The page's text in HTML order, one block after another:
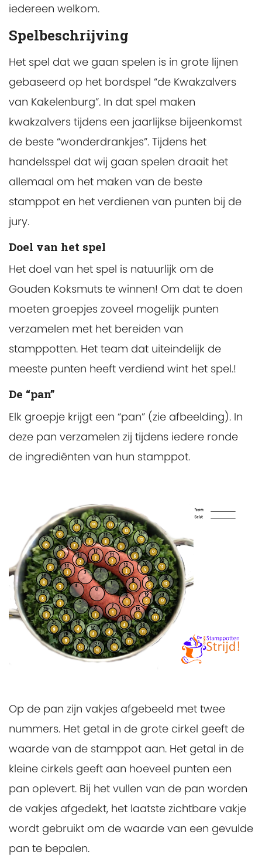
iedereen welkom.
Spelbeschrijving
Het spel dat we gaan spelen is in grote lijnen
gebaseerd op het bordspel “de Kwakzalvers
van Kakelenburg”. In dat spel maken
kwakzalvers tijdens een jaarlijkse bijeenkomst
de beste “wonderdrankjes”. Tijdens het
handelsspel dat wij gaan spelen draait het
allemaal om het maken van de beste
stamppot en het verdienen van punten bij de
jury.
Doel van het spel
Het doel van het spel is natuurlijk om de
Gouden Koksmuts te winnen! Om dat te doen
moeten groepjes zoveel mogelijk punten
verzamelen met het bereiden van
stamppotten. Het team dat uiteindelijk de
meeste punten heeft verdiend wint het spel.!
De “pan”
Elk groepje krijgt een “pan” (zie afbeelding). In
deze pan verzamelen zij tijdens iedere ronde
de ingrediënten van hun stamppot.
Op de pan zijn vakjes afgebeeld met twee
nummers. Het getal in de grote cirkel geeft de
waarde van de stamppot aan. Het getal in de
kleine cirkels geeft aan hoeveel punten een
pan oplevert. Bij het vullen van de pan worden
de vakjes afgedekt, het laatste zichtbare vakje
wordt gebruikt om de waarde van een gevulde
pan te bepalen.